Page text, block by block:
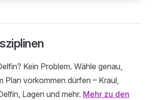
Kein Problem. Wähle genau,
Plan vorkommen dürfen – Kraul,
Lagen und mehr. Mehr zu den